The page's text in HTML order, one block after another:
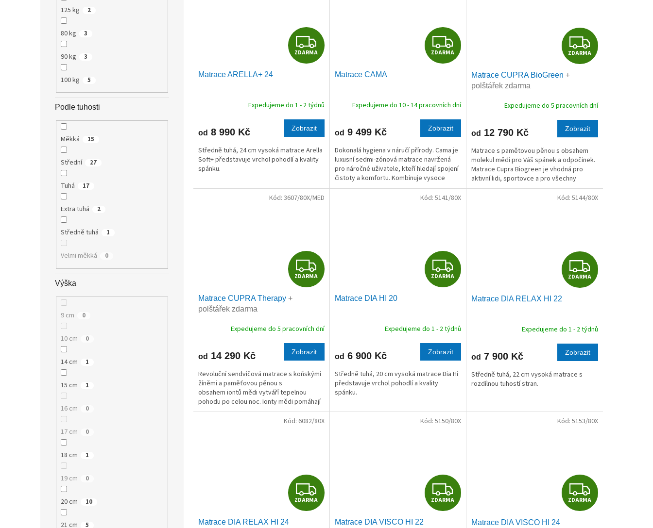
125 kg 2
80 kg 3
90 kg 3
100 kg 5
Podle tuhosti
Měkká 15
Střední 27
Tuhá 17
Extra tuhá 2
Středně tuhá 1
Velmi měkká 0
Výška
9 cm 0
10 cm 0
14 cm 1
15 cm 1
16 cm 0
17 cm 0
18 cm 1
19 cm 0
20 cm 10
21 cm 5
Z
D
R
M
A
ZDARMA
Matrace ARELLA+ 24
Expedujeme do 1 - 2 týdnů
od 8 990 Kč Zobrazit
Středně tuhá, 24 cm vysoká matrace Arella
Soft+ představuje vrchol pohodlí a kvality
spánku.
Z
D
R
M
A
ZDARMA
Matrace CAMA
Expedujeme do 10 - 14 pracovních dní
od 9 499 Kč Zobrazit
Dokonalá hygiena v náručí přírody. Cama je
luxusní sedmi-zónová matrace navržená
pro náročné uživatele, kteří hledají spojení
čistoty a komfortu. Kombinuje vysoce
gramážní antibakteriální pěny, které
Z
D
R
M
A
ZDARMA
Matrace CUPRA BioGreen +
polštářek zdarma
Expedujeme do 5 pracovních dní
od 12 790 Kč Zobrazit
Matrace s pamětovou pěnou s obsahem
molekul mědi pro Váš spánek a odpočinek.
Matrace Cupra Biogreen je vhodná pro
aktivní lidi, sportovce a pro všechny
věkové kategorie včetně dětí.
Z
D
R
M
A
ZDARMA
Matrace CUPRA Therapy +
polštářek zdarma
Expedujeme do 5 pracovních dní
od 14 290 Kč Zobrazit
Revoluční sendvičová matrace s koňskými
žíněmi a paměťovou pěnou s
obsahem iontů mědi vytváří tepelnou
pohodu po celou noc. Ionty mědi pomáhají
likvidovat bakterie a snižují povrchové...
Kód: 3607/80X/MED
Z
D
R
M
A
ZDARMA
Matrace DIA HI 20
Expedujeme do 1 - 2 týdnů
od 6 900 Kč Zobrazit
Středně tuhá, 20 cm vysoká matrace Dia Hi
představuje vrchol pohodlí a kvality
spánku.
Kód: 5141/80X
Z
D
R
M
A
ZDARMA
Matrace DIA RELAX HI 22
Expedujeme do 1 - 2 týdnů
od 7 900 Kč Zobrazit
Středně tuhá, 22 cm vysoká matrace s
rozdílnou tuhostí stran.
Kód: 5144/80X
Z
D
ZDARMA
Matrace DIA RELAX HI 24
Kód: 6082/80X
Z
D
ZDARMA
Matrace DIA VISCO HI 22
Kód: 5150/80X
Z
D
ZDARMA
Matrace DIA VISCO HI 24
Kód: 5153/80X